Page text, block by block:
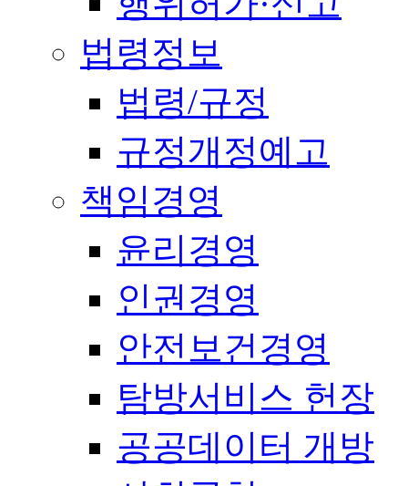
법령정보
법령/규정
규정개정예고
책임경영
윤리경영
인권경영
안전보건경영
탐방서비스 헌장
공공데이터 개방